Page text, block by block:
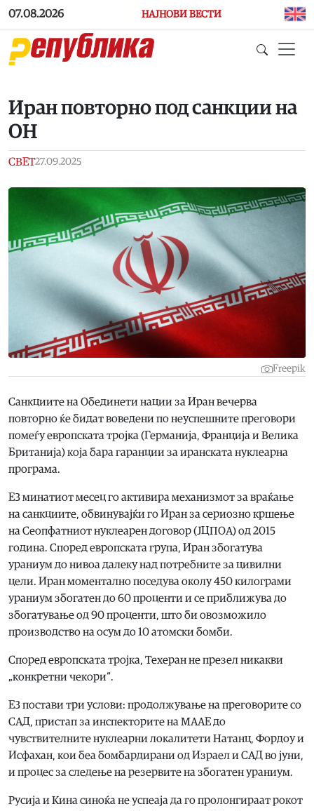
Skip to main content
07.08.2026 НАЈНОВИ ВЕСТИ
Иран повторно под санкции на
ОН
СВЕТ27.09.2025
Freepik
Санкциите на Обединети нации за Иран вечерва
повторно ќе бидат воведени по неуспешните преговори
помеѓу европската тројка (Германија, Франција и Велика
Британија) која бара гаранции за иранската нуклеарна
програма.
Е3 минатиот месец го активира механизмот за враќање
на санкциите, обвинувајќи го Иран за сериозно кршење
на Сеопфатниот нуклеарен договор (ЈЦПОА) од 2015
година. Според европската група, Иран збогатува
ураниум до нивоа далеку над потребните за цивилни
цели. Иран моментално поседува околу 450 килограми
ураниум збогатен до 60 проценти и се приближува до
збогатување од 90 проценти, што би овозможило
производство на осум до 10 атомски бомби.
Според европската тројка, Техеран не презел никакви
„конкретни чекори“.
Е3 постави три услови: продолжување на преговорите со
САД, пристап за инспекторите на МААЕ до
чувствителните нуклеарни локалитети Натанц, Фордоу и
Исфахан, кои беа бомбардирани од Израел и САД во јуни,
и процес за следење на резервите на збогатен ураниум.
Русија и Кина синоќа не успеаја да го пролонгираат рокот